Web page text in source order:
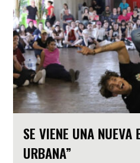
SE VIENE UNA NUEVA
URBANA”